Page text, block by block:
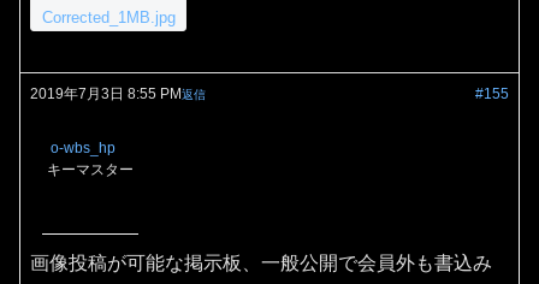
Corrected_1MB.jpg
2019年7月3日 8:55 PM #155
返信
o-wbs_hp
キーマスター
画像投稿が可能な掲示板、一般公開で会員外も書込み